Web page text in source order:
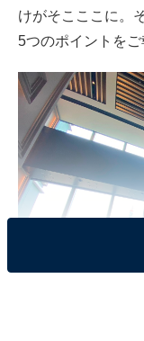
けがそこここに。
5つのポイントをご